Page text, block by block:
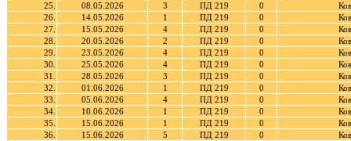
25.
08.05.2026 3 ПД 219 0
26.
14.05.2026 1 ПД 219 0
27.
15.05.2026 4 ПД 219 0
28.
20.05.2026 2 ПД 219 0
29.
23.05.2026 4 ПД 219 0
30.
25.05.2026 4 ПД 219 0
31.
28.05.2026 3 ПД 219 0
32.
01.06.2026 1 ПД 219 0
33.
05.06.2026 4 ПД 219 0
34.
10.06.2026 1 ПД 219 0
35.
15.06.2026 1 ПД 219 0
36.
15.06.2026 5 ПД 219 0